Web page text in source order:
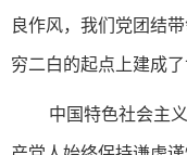
良作风，我们党团结
穷二白的起点上建成
中国特色社会主